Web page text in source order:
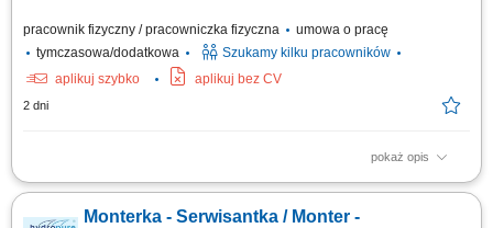
pracownik fizyczny / pracowniczka fizyczna
umowa o pracę
tymczasowa/dodatkowa
Szukamy kilku pracowników
aplikuj szybko
aplikuj bez CV
2 dni
pokaż opis
Zadania w pracy: Instalacje systemów filtracji wody, Bieżąca obsługa
Monterka - Serwisantka / Monter -